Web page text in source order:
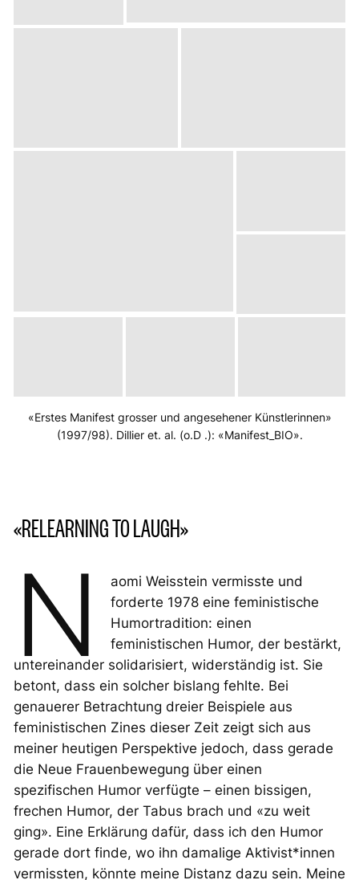
«Erstes Manifest grosser und angesehener Künstlerinnen»
(1997/98). Dillier et. al. (o.D .): «Manifest_BIO».
«RELEARNING TO LAUGH»
N
aomi Weisstein vermisste und
forderte 1978 eine feministische
Humortradition: einen
feministischen Humor, der bestärkt,
untereinander solidarisiert, widerständig ist. Sie
betont, dass ein solcher bislang fehlte. Bei
genauerer Betrachtung dreier Beispiele aus
feministischen Zines dieser Zeit zeigt sich aus
meiner heutigen Perspektive jedoch, dass gerade
die Neue Frauenbewegung über einen
spezifischen Humor verfügte – einen bissigen,
frechen Humor, der Tabus brach und «zu weit
ging». Eine Erklärung dafür, dass ich den Humor
gerade dort finde, wo ihn damalige Aktivist*innen
vermissten, könnte meine Distanz dazu sein. Meine